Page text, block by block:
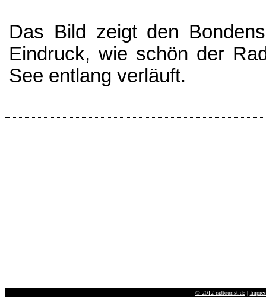
Das Bild zeigt den
Eindruck, wie schön der
See entlang verläuft.
© 2012 radtourist.de|